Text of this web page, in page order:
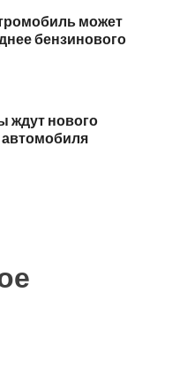
может
бензинового
ждут нового